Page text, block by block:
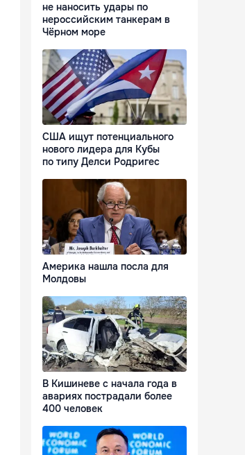
не наносить удары по
нероссийским танкерам в
Чёрном море
США ищут потенциального
нового лидера для Кубы
по типу Делси Родригес
Америка нашла посла для
Молдовы
В Кишиневе с начала года в
авариях пострадали более
400 человек